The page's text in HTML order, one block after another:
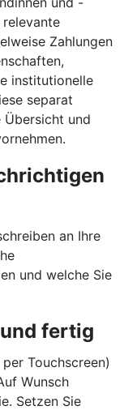
Zahlungen
institutionelle
separat
Übersicht und
an Ihre
und welche Sie
fertig
Touchscreen)
Wunsch
Setzen Sie